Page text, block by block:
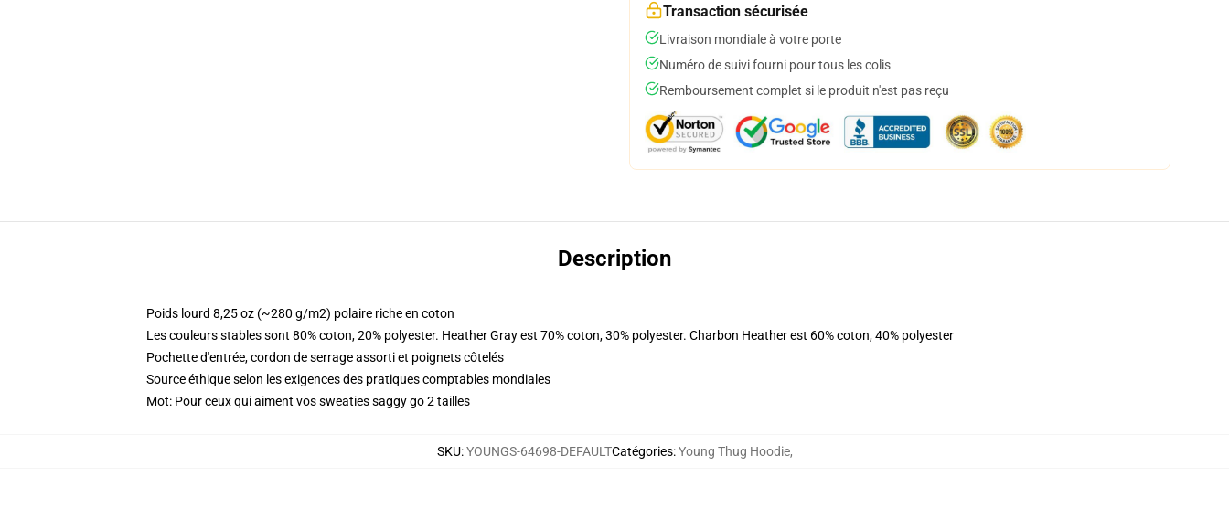
Transaction sécurisée
Livraison mondiale à votre porte
Numéro de suivi fourni pour tous les colis
Remboursement complet si le produit n'est pas reçu
Description
Poids lourd 8,25 oz (~280 g/m2) polaire riche en coton
Les couleurs stables sont 80% coton, 20% polyester. Heather Gray est 70% coton, 30% polyester. Charbon Heather est 60% coton, 40% polyester
Pochette d'entrée, cordon de serrage assorti et poignets côtelés
Source éthique selon les exigences des pratiques comptables mondiales
Mot: Pour ceux qui aiment vos sweaties saggy go 2 tailles
SKU:YOUNGS-64698-DEFAULTCatégories:Young Thug Hoodie,